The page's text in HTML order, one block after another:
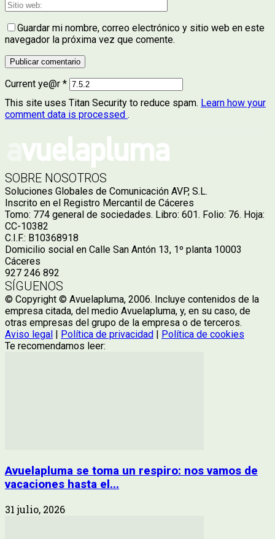
Guardar mi nombre, correo electrónico y sitio web en este
navegador la próxima vez que comente.
Current ye@r *
This site uses Titan Security to reduce spam. Learn how your
comment data is processed .
SOBRE NOSOTROS
Soluciones Globales de Comunicación AVP, S.L.
Inscrito en el Registro Mercantil de Cáceres
Tomo: 774 general de sociedades. Libro: 601. Folio: 76. Hoja:
CC-10382
C.I.F.: B10368918
Domicilio social en Calle San Antón 13, 1º planta 10003
Cáceres
927 246 892
SÍGUENOS
© Copyright © Avuelapluma, 2006. Incluye contenidos de la
empresa citada, del medio Avuelapluma, y, en su caso, de
otras empresas del grupo de la empresa o de terceros.
Aviso legal
Política de privacidad
Política de cookies
Te recomendamos leer:
Avuelapluma se toma un respiro: nos vamos de
vacaciones hasta el...
31 julio, 2026